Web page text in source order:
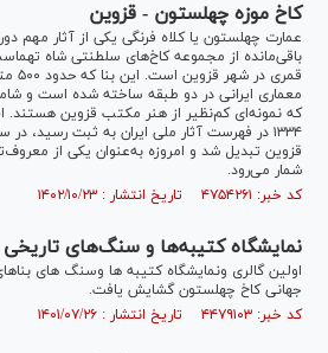
کاخ موزه چهلستون - قزوین
عمارت چهلستون یا کلاه فرنگی یکی از آثار مهم
باقی‌مانده از مجموعه کاخ‌های سلطنتی شاه
معماری ایرانی در دو طبقه ساخته شده است و
که نمونه‌ای کم‌نظیر از هنر مکتب قزوین هستند.
قزوین تبدیل شد و امروزه به‌عنوان یکی از
شمار می‌رود.
کد خبر: ۴۷۵۴۲۶۱ تاریخ انتشار : ۱۴۰۲/۱۰/۲۳
نمایشگاه کتیبه‌ها و سنگ‌های
اولین گالری ونمایشگاه کتیبه ها وسنگ های
جهانی کاخ چهلستون گشایش یافت.
کد خبر: ۴۴۷۹۱۰۳ تاریخ انتشار : ۱۴۰۱/۰۷/۲۶